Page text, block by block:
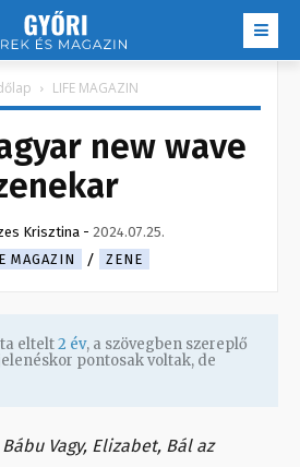
LIFE MAGAZIN
new wave
Krisztina - 2024.07.25.
MAGAZIN
ZENE
eltelt2 év, a szövegben szereplő
pontosak voltak, de
Vagy, Elizabet, Bál az